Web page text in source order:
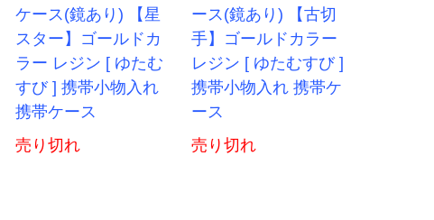
ケース(鏡あり) 【星
スター】ゴールドカ
ラー レジン [ ゆたむ
すび ] 携帯小物入れ
携帯ケース
売り切れ
ース(鏡あり) 【古切
手】ゴールドカラー
レジン [ ゆたむすび ]
携帯小物入れ 携帯ケ
ース
売り切れ